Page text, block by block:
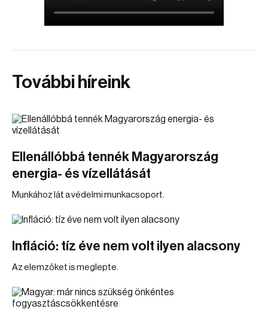
További híreink
Ellenállóbbá tennék Magyarország
energia- és vízellátását
Munkához lát a védelmi munkacsoport.
Infláció: tíz éve nem volt ilyen alacsony
Az elemzőket is meglepte.